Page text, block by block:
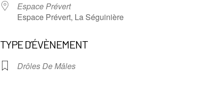
Espace Prévert
Espace Prévert, La Séguinière
TYPE D’ÉVÈNEMENT
Drôles De Mâles